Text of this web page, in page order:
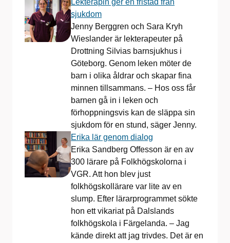
Lekterapin ger en fristad från
sjukdom
Jenny Berggren och Sara Kryh
Wieslander är lekterapeuter på
Drottning Silvias barnsjukhus i
Göteborg. Genom leken möter de
barn i olika åldrar och skapar fina
minnen tillsammans. – Hos oss får
barnen gå in i leken och
förhoppningsvis kan de släppa sin
sjukdom för en stund, säger Jenny.
Erika lär genom dialog
Erika Sandberg Offesson är en av
300 lärare på Folkhögskolorna i
VGR. Att hon blev just
folkhögskollärare var lite av en
slump. Efter lärarprogrammet sökte
hon ett vikariat på Dalslands
folkhögskola i Färgelanda. – Jag
kände direkt att jag trivdes. Det är en